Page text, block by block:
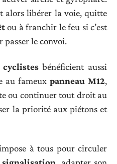
alors libérer la voie, quitte
ou à franchir le feu si c’est
passer le convoi.
cyclistesbénéficient aussi
au fameux panneau M12,
ou continuer tout droit au
la priorité aux piétons et
à tous pour circuler